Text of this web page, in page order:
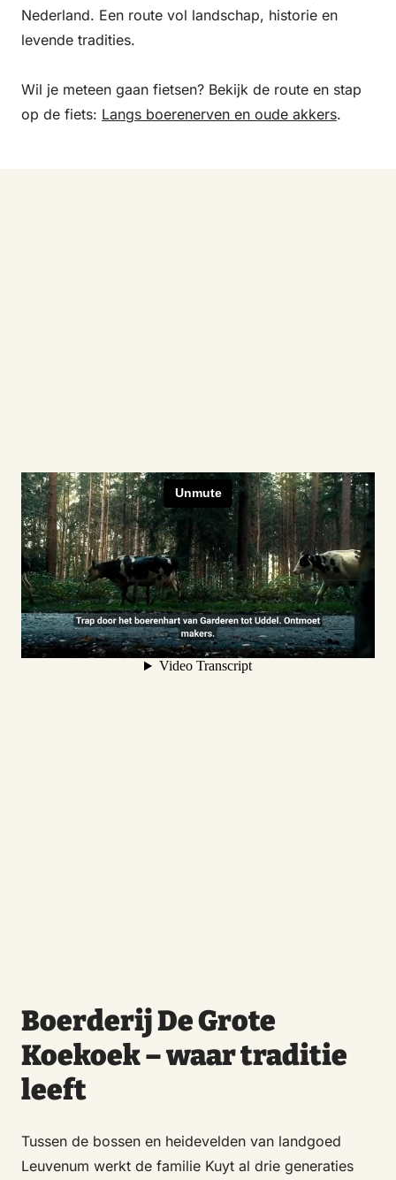
Nederland. Een route vol landschap, historie en
levende tradities.
Wil je meteen gaan fietsen? Bekijk de route en stap
op de fiets: Langs boerenerven en oude akkers.
Boerderij De Grote
Koekoek – waar traditie
leeft
Tussen de bossen en heidevelden van landgoed
Leuvenum werkt de familie Kuyt al drie generaties